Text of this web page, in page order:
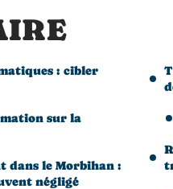
: cibler
sur la
dans le Morbihan :
négligé